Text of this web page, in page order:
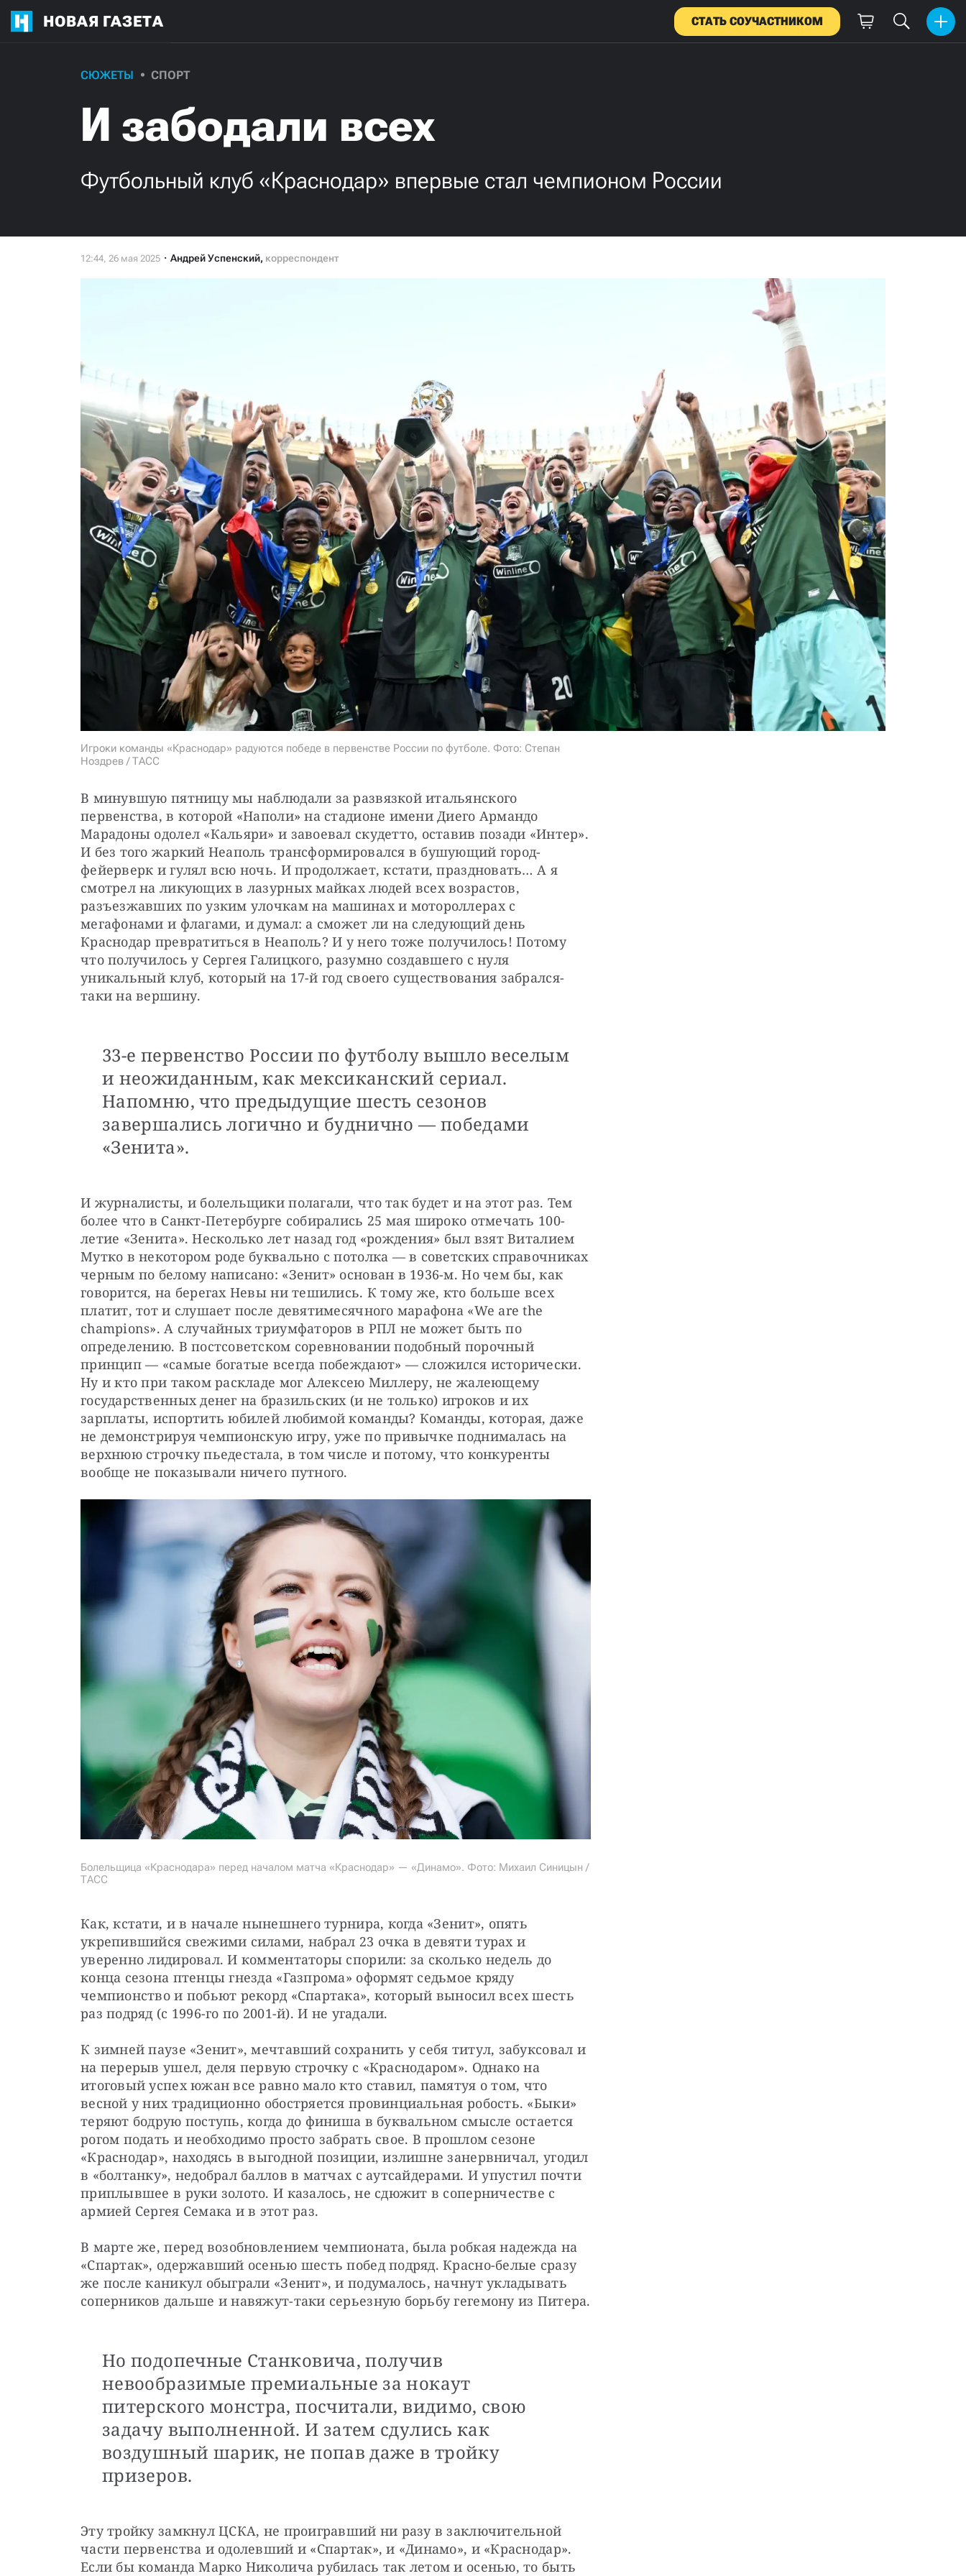
НОВАЯ ГАЗЕТА СТАТЬ СОУЧАСТНИКОМ
СЮЖЕТЫ СПОРТ
И забодали всех
Футбольный клуб «Краснодар» впервые стал чемпионом России
Андрей Успенский, корреспондент
Игроки команды «Краснодар» радуются победе в первенстве России по футболе. Фото: Степан
Ноздрев / ТАСС
В минувшую пятницу мы наблюдали за развязкой итальянского
первенства, в которой «Наполи» на стадионе имени Диего Армандо
Марадоны одолел «Кальяри» и завоевал скудетто, оставив позади «Интер».
И без того жаркий Неаполь трансформировался в бушующий город-
фейерверк и гулял всю ночь. И продолжает, кстати, праздновать… А я
смотрел на ликующих в лазурных майках людей всех возрастов,
разъезжавших по узким улочкам на машинах и мотороллерах с
мегафонами и флагами, и думал: а сможет ли на следующий день
Краснодар превратиться в Неаполь? И у него тоже получилось! Потому
что получилось у Сергея Галицкого, разумно создавшего с нуля
уникальный клуб, который на 17-й год своего существования забрался-
таки на вершину.
33-е первенство России по футболу вышло веселым
и неожиданным, как мексиканский сериал.
Напомню, что предыдущие шесть сезонов
завершались логично и буднично — победами
«Зенита».
И журналисты, и болельщики полагали, что так будет и на этот раз. Тем
более что в Санкт-Петербурге собирались 25 мая широко отмечать 100-
летие «Зенита». Несколько лет назад год «рождения» был взят Виталием
Мутко в некотором роде буквально с потолка — в советских справочниках
черным по белому написано: «Зенит» основан в 1936-м. Но чем бы, как
говорится, на берегах Невы ни тешились. К тому же, кто больше всех
платит, тот и слушает после девятимесячного марафона «We are the
champions». А случайных триумфаторов в РПЛ не может быть по
определению. В постсоветском соревновании подобный порочный
принцип — «самые богатые всегда побеждают» — сложился исторически.
Ну и кто при таком раскладе мог Алексею Миллеру, не жалеющему
государственных денег на бразильских (и не только) игроков и их
зарплаты, испортить юбилей любимой команды? Команды, которая, даже
не демонстрируя чемпионскую игру, уже по привычке поднималась на
верхнюю строчку пьедестала, в том числе и потому, что конкуренты
вообще не показывали ничего путного.
Болельщица «Краснодара» перед началом матча «Краснодар» — «Динамо». Фото: Михаил Синицын /
ТАСС
Как, кстати, и в начале нынешнего турнира, когда «Зенит», опять
укрепившийся свежими силами, набрал 23 очка в девяти турах и
уверенно лидировал. И комментаторы спорили: за сколько недель до
конца сезона птенцы гнезда «Газпрома» оформят седьмое кряду
чемпионство и побьют рекорд «Спартака», который выносил всех шесть
раз подряд (с 1996-го по 2001-й). И не угадали.
К зимней паузе «Зенит», мечтавший сохранить у себя титул, забуксовал и
на перерыв ушел, деля первую строчку с «Краснодаром». Однако на
итоговый успех южан все равно мало кто ставил, памятуя о том, что
весной у них традиционно обостряется провинциальная робость. «Быки»
теряют бодрую поступь, когда до финиша в буквальном смысле остается
рогом подать и необходимо просто забрать свое. В прошлом сезоне
«Краснодар», находясь в выгодной позиции, излишне занервничал, угодил
в «болтанку», недобрал баллов в матчах с аутсайдерами. И упустил почти
приплывшее в руки золото. И казалось, не сдюжит в соперничестве с
армией Сергея Семака и в этот раз.
В марте же, перед возобновлением чемпионата, была робкая надежда на
«Спартак», одержавший осенью шесть побед подряд. Красно-белые сразу
же после каникул обыграли «Зенит», и подумалось, начнут укладывать
соперников дальше и навяжут-таки серьезную борьбу гегемону из Питера.
Но подопечные Станковича, получив
невообразимые премиальные за нокаут
питерского монстра, посчитали, видимо, свою
задачу выполненной. И затем сдулись как
воздушный шарик, не попав даже в тройку
призеров.
Эту тройку замкнул ЦСКА, не проигравший ни разу в заключительной
части первенства и одолевший и «Спартак», и «Динамо», и «Краснодар».
Если бы команда Марко Николича рубилась так летом и осенью, то быть